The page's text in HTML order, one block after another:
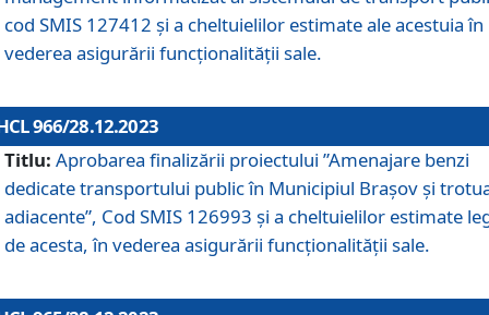
cod SMIS 127412 și a cheltuielilor estimate ale acestuia în
vederea asigurării funcționalității sale.
966/28.12.2023
Titlu: Aprobarea finalizării proiectului ”Amenajare benzi
dedicate transportului public în Municipiul Brașov şi
adiacente”, Cod SMIS 126993 și a cheltuielilor estimate
de acesta, în vederea asigurării funcționalității sale.